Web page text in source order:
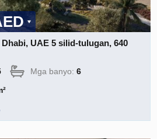
UAE 5 silid-tulugan, 640
Mga banyo:6